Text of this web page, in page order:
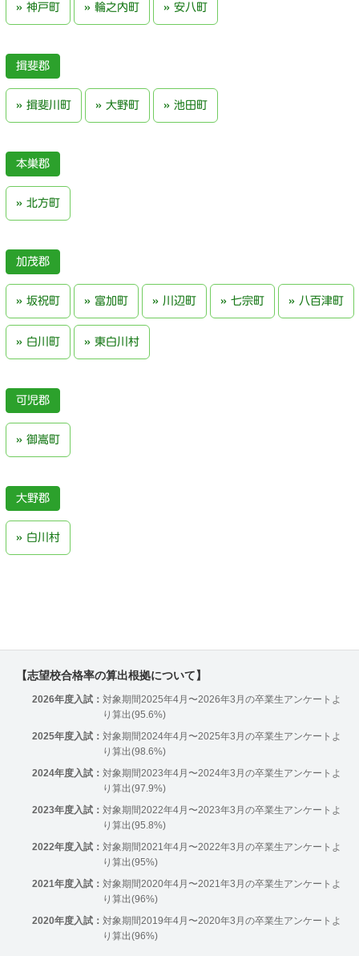
神戸町 輪之内町 安八町
揖斐郡
揖斐川町 大野町 池田町
本巣郡
北方町
加茂郡
坂祝町 富加町 川辺町 七宗町 八百津町
白川町 東白川村
可児郡
御嵩町
大野郡
白川村
【志望校合格率の算出根拠について】
2026年度入試： 対象期間2025年4月〜2026年3月の卒業生アンケートよ
り算出(95.6%)
2025年度入試： 対象期間2024年4月〜2025年3月の卒業生アンケートよ
り算出(98.6%)
2024年度入試： 対象期間2023年4月〜2024年3月の卒業生アンケートよ
り算出(97.9%)
2023年度入試： 対象期間2022年4月〜2023年3月の卒業生アンケートよ
り算出(95.8%)
2022年度入試： 対象期間2021年4月〜2022年3月の卒業生アンケートよ
り算出(95%)
2021年度入試： 対象期間2020年4月〜2021年3月の卒業生アンケートよ
り算出(96%)
2020年度入試： 対象期間2019年4月〜2020年3月の卒業生アンケートよ
り算出(96%)